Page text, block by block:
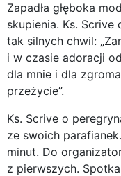
Zapadła głęboka
skupienia. Ks. Scrive
tak silnych chwil:
i w czasie adoracji
dla mnie i dla
przeżycie”.
Ks. Scrive o
ze swoich
minut. Do
z pierwszych.